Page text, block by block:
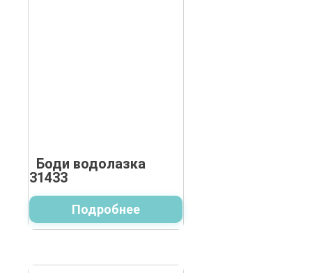
Боди водолазка
31433
Подробнее